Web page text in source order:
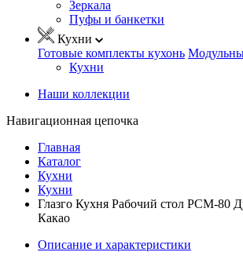
Зеркала
Пуфы и банкетки
Кухни
Готовые комплекты кухонь
Кухни
Наши коллекции
Навигационная цепочка
Главная
Каталог
Кухни
Кухни
Глазго Кухня Рабочий стол РСМ-80
Какао
Описание и характеристики